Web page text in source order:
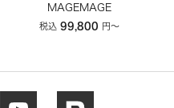
MAGEMAGE
税込99,800 円〜